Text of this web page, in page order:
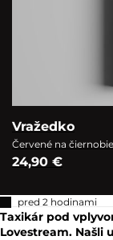
Vražedko
Červené na
24,90 €
pred 2 hodinami
Taxikár pod
Lovestream. Našli